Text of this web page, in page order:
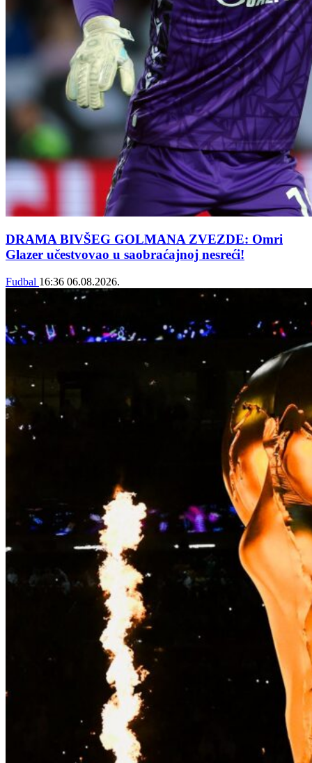
DRAMA BIVŠEG GOLMANA ZVEZDE: Omri
Glazer učestvovao u saobraćajnoj nesreći!
Fudbal 16:36 06.08.2026.